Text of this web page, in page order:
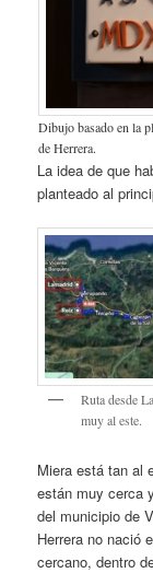
Dibujo basado en la
de Herrera.
La idea de que
planteado al
Ruta desde
muy al este.
Miera está tan al
están muy cerca
del municipio de
Herrera no nació
cercano, dentro